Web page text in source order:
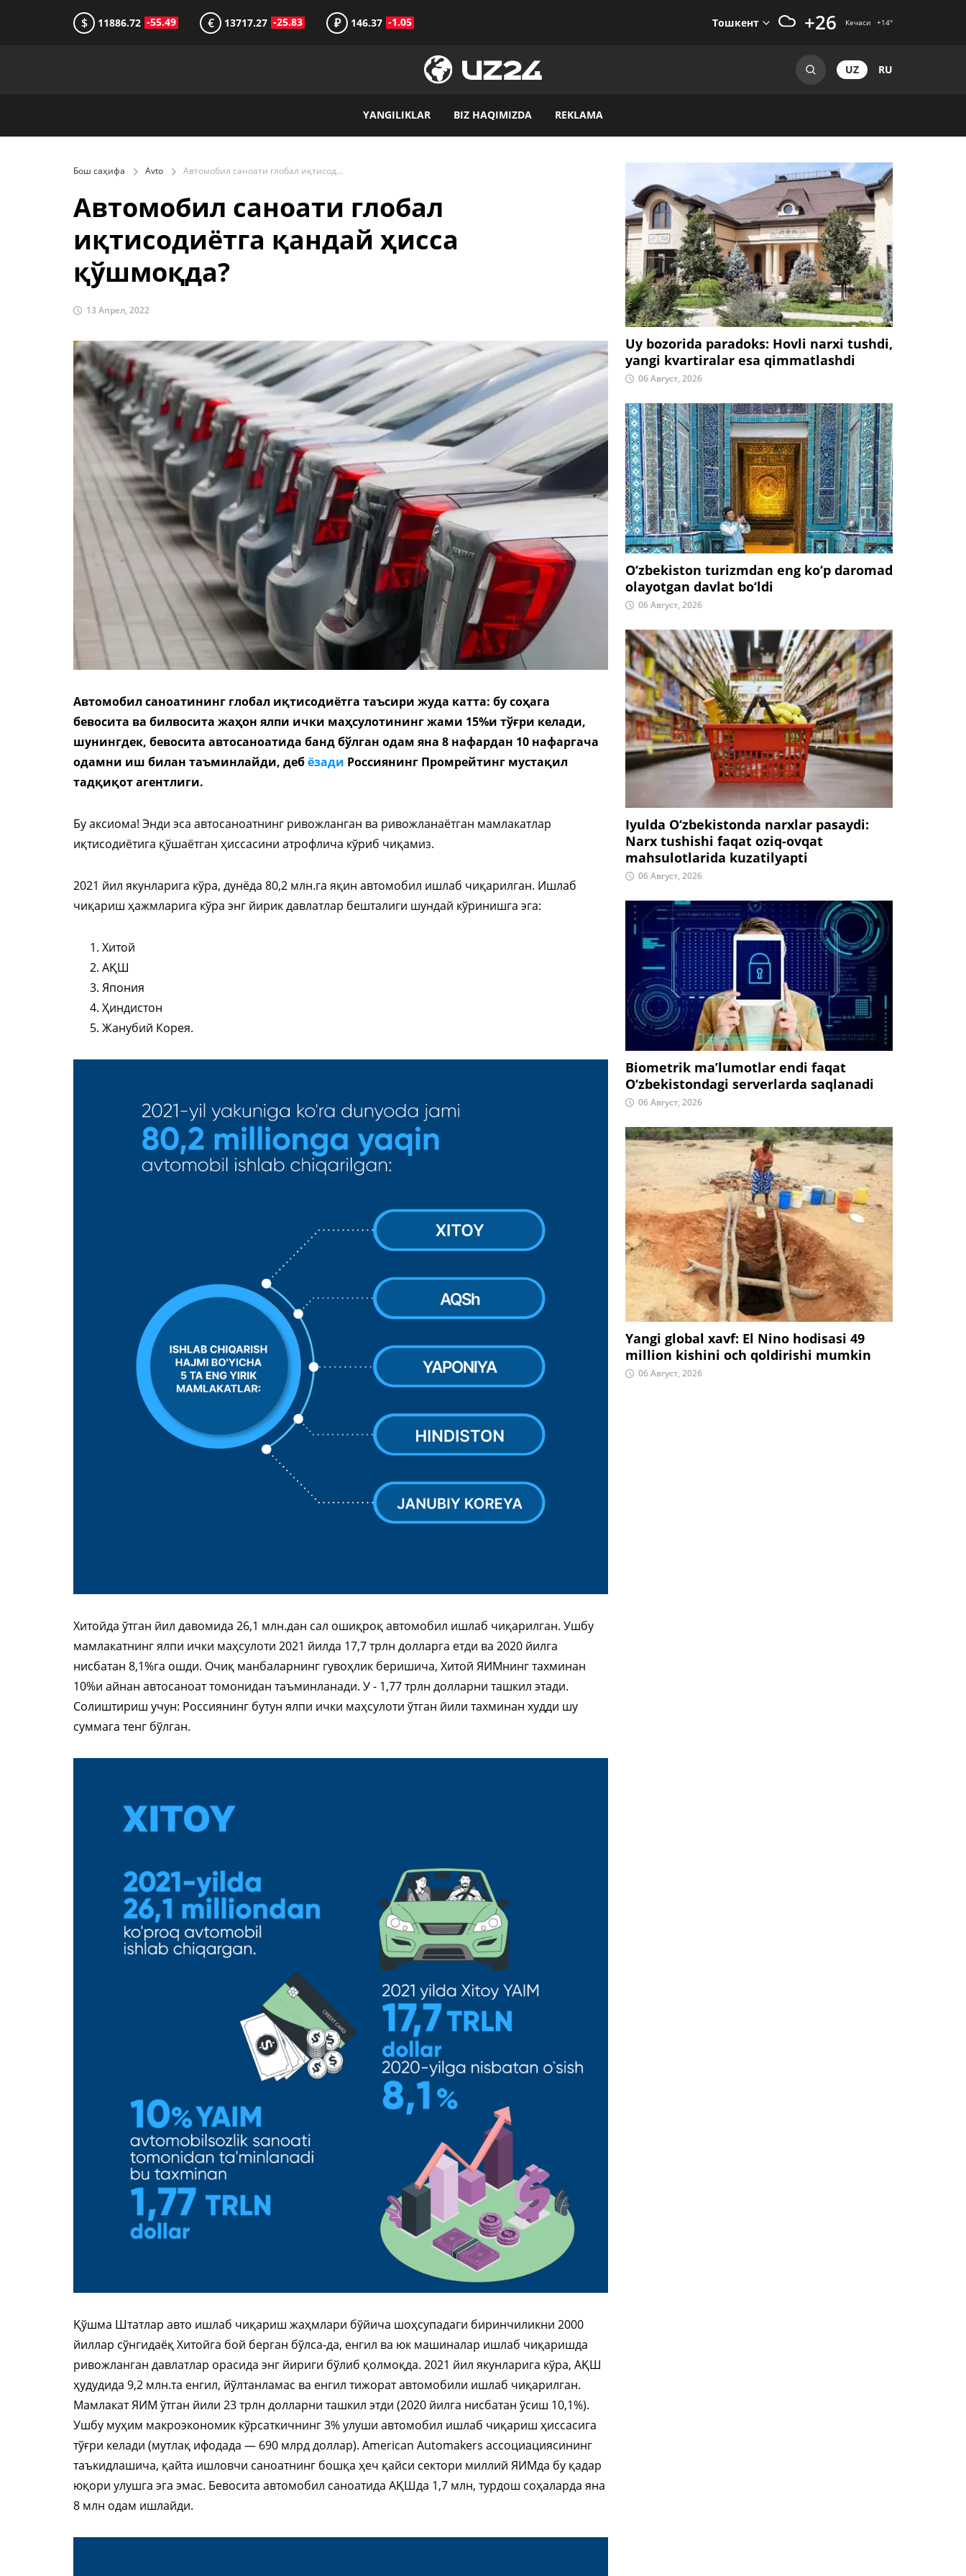
$ 11886.72 -55.49 € 13717.27 -25.83 ₽ 146.37 -1.05 Тошкент +26 Кечаси +14°
UZ RU
YANGILIKLAR BIZ HAQIMIZDA REKLAMA
Бош саҳифа Avto Автомобил саноати глобал иқтисодиётга қандай ҳисса қўшмоқда?
Автомобил саноати глобал
иқтисодиётга қандай ҳисса
қўшмоқда?
13 Апрел, 2022
Автомобил саноатининг глобал иқтисодиётга таъсири жуда катта: бу соҳага
бевосита ва билвосита жаҳон ялпи ички маҳсулотининг жами 15%и тўғри келади,
шунингдек, бевосита автосаноатида банд бўлган одам яна 8 нафардан 10 нафаргача
одамни иш билан таъминлайди, дебёзади Россиянинг Промрейтинг мустақил
тадқиқот агентлиги.
Бу аксиома! Энди эса автосаноатнинг ривожланган ва ривожланаётган мамлакатлар
иқтисодиётига қўшаётган ҳиссасини атрофлича кўриб чиқамиз.
2021 йил якунларига кўра, дунёда 80,2 млн.га яқин автомобил ишлаб чиқарилган. Ишлаб
чиқариш ҳажмларига кўра энг йирик давлатлар бешталиги шундай кўринишга эга:
Хитой
АҚШ
Япония
Ҳиндистон
Жанубий Корея.
Хитойда ўтган йил давомида 26,1 млн.дан сал ошиқроқ автомобил ишлаб чиқарилган. Ушбу
мамлакатнинг ялпи ички маҳсулоти 2021 йилда 17,7 трлн долларга етди ва 2020 йилга
нисбатан 8,1%га ошди. Очиқ манбаларнинг гувоҳлик беришича, Хитой ЯИМнинг тахминан
10%и айнан автосаноат томонидан таъминланади. У - 1,77 трлн долларни ташкил этади.
Солиштириш учун: Россиянинг бутун ялпи ички маҳсулоти ўтган йили тахминан худди шу
суммага тенг бўлган.
Қўшма Штатлар авто ишлаб чиқариш жаҳмлари бўйича шоҳсупадаги биринчиликни 2000
йиллар сўнгидаёқ Хитойга бой берган бўлса-да, енгил ва юк машиналар ишлаб чиқаришда
ривожланган давлатлар орасида энг йириги бўлиб қолмоқда. 2021 йил якунларига кўра, АҚШ
ҳудудида 9,2 млн.та енгил, йўлтанламас ва енгил тижорат автомобили ишлаб чиқарилган.
Мамлакат ЯИМ ўтган йили 23 трлн долларни ташкил этди (2020 йилга нисбатан ўсиш 10,1%).
Ушбу муҳим макроэкономик кўрсаткичнинг 3% улуши автомобил ишлаб чиқариш ҳиссасига
тўғри келади (мутлақ ифодада — 690 млрд доллар). American Automakers ассоциациясининг
таъкидлашича, қайта ишловчи саноатнинг бошқа ҳеч қайси сектори миллий ЯИМда бу қадар
юқори улушга эга эмас. Бевосита автомобил саноатида АҚШда 1,7 млн, турдош соҳаларда яна
8 млн одам ишлайди.
Uy bozorida paradoks: Hovli narxi tushdi,
yangi kvartiralar esa qimmatlashdi
06 Август, 2026
O‘zbekiston turizmdan eng ko‘p daromad
olayotgan davlat bo‘ldi
06 Август, 2026
Iyulda O‘zbekistonda narxlar pasaydi:
Narx tushishi faqat oziq-ovqat
mahsulotlarida kuzatilyapti
06 Август, 2026
Biometrik ma’lumotlar endi faqat
O‘zbekistondagi serverlarda saqlanadi
06 Август, 2026
Yangi global xavf: El Nino hodisasi 49
million kishini och qoldirishi mumkin
06 Август, 2026